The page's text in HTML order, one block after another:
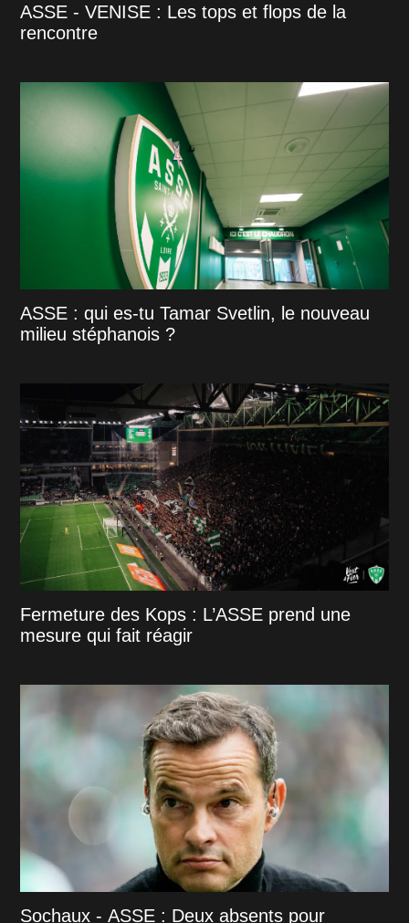
ASSE - VENISE : Les tops et flops de la
rencontre
ASSE : qui es-tu Tamar Svetlin, le nouveau
milieu stéphanois ?
Fermeture des Kops : L’ASSE prend une
mesure qui fait réagir
Sochaux - ASSE : Deux absents pour